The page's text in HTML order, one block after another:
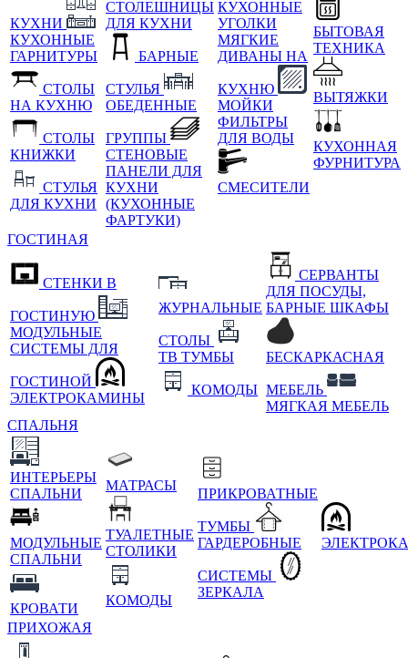
КУХНИ
КУХОННЫЕ
ГАРНИТУРЫ
СТОЛЫ
НА КУХНЮ
СТОЛЫ
КНИЖКИ
СТУЛЬЯ
ДЛЯ КУХНИ
СТОЛЕШНИЦЫ
ДЛЯ КУХНИ
БАРНЫЕ
СТУЛЬЯ
ОБЕДЕННЫЕ
ГРУППЫ
СТЕНОВЫЕ
ПАНЕЛИ ДЛЯ
КУХНИ
(КУХОННЫЕ
ФАРТУКИ)
КУХОННЫЕ
УГОЛКИ
МЯГКИЕ
ДИВАНЫ НА
КУХНЮ
МОЙКИ
ФИЛЬТРЫ
ДЛЯ ВОДЫ
СМЕСИТЕЛИ
БЫТОВАЯ
ТЕХНИКА
ВЫТЯЖКИ
КУХОННАЯ
ФУРНИТУРА
ГОСТИНАЯ
СТЕНКИ В
ГОСТИНУЮ
МОДУЛЬНЫЕ
СИСТЕМЫ ДЛЯ
ГОСТИНОЙ
ЭЛЕКТРОКАМИНЫ
ЖУРНАЛЬНЫЕ
СТОЛЫ
ТВ ТУМБЫ
КОМОДЫ
СЕРВАНТЫ
ДЛЯ ПОСУДЫ,
БАРНЫЕ ШКАФЫ
БЕСКАРКАСНАЯ
МЕБЕЛЬ
МЯГКАЯ МЕБЕЛЬ
СПАЛЬНЯ
ИНТЕРЬЕРЫ
СПАЛЬНИ
МОДУЛЬНЫЕ
СПАЛЬНИ
КРОВАТИ
МАТРАСЫ
ТУАЛЕТНЫЕ
СТОЛИКИ
КОМОДЫ
ПРИКРОВАТНЫЕ
ТУМБЫ
ГАРДЕРОБНЫЕ
СИСТЕМЫ
ЗЕРКАЛА
ПРИХОЖАЯ